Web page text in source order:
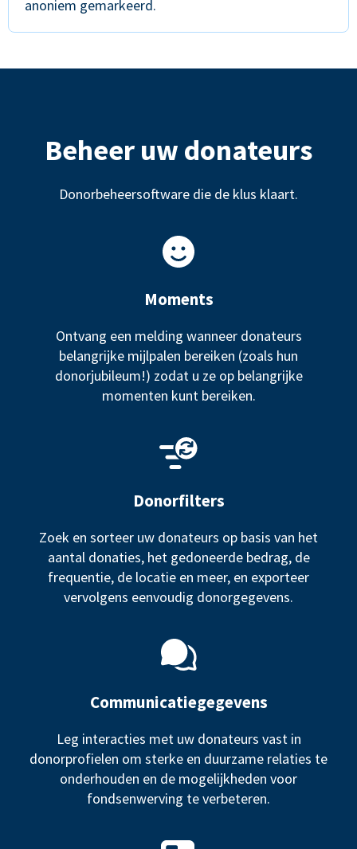
anoniem gemarkeerd.
Beheer uw donateurs
Donorbeheersoftware die de klus klaart.
Moments
Ontvang een melding wanneer donateurs
belangrijke mijlpalen bereiken (zoals hun
donorjubileum!) zodat u ze op belangrijke
momenten kunt bereiken.
Donorfilters
Zoek en sorteer uw donateurs op basis van het
aantal donaties, het gedoneerde bedrag, de
frequentie, de locatie en meer, en exporteer
vervolgens eenvoudig donorgegevens.
Communicatiegegevens
Leg interacties met uw donateurs vast in
donorprofielen om sterke en duurzame relaties te
onderhouden en de mogelijkheden voor
fondsenwerving te verbeteren.